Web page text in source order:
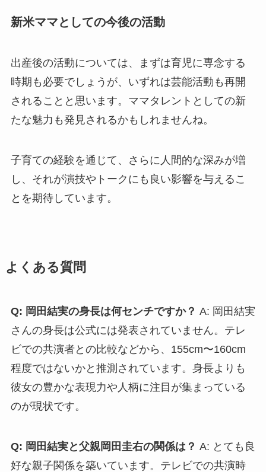
新米ママとしての今後の活動
出産後の活動については、まずは育児に専念する
時期も必要でしょうが、いずれは芸能活動も再開
されることと思います。ママタレントとしての新
たな魅力も発見されるかもしれませんね。
子育ての経験を通じて、さらに人間的な深みが増
し、それが演技やトークにも良い影響を与えるこ
とを期待しています。
よくある質問
Q: 岡田結実の身長は何センチですか？ A: 岡田結実
さんの身長は公式には発表されていません。テレ
ビでの共演者との比較などから、155cm〜160cm
程度ではないかと推測されています。身長よりも
彼女の豊かな表現力や人柄に注目が集まっている
のが現状です。
Q: 岡田結実と父親岡田圭右の関係は？ A: とても良
好な親子関係を築いています。テレビでの共演時